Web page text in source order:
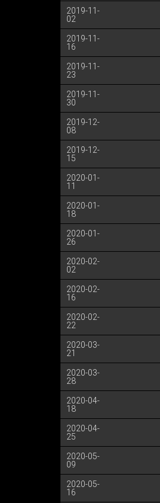
2019-11-
02
2019-11-
16
2019-11-
23
2019-11-
30
2019-12-
08
2019-12-
15
2020-01-
11
2020-01-
18
2020-01-
26
2020-02-
02
2020-02-
16
2020-02-
22
2020-03-
21
2020-03-
28
2020-04-
18
2020-04-
25
2020-05-
09
2020-05-
16